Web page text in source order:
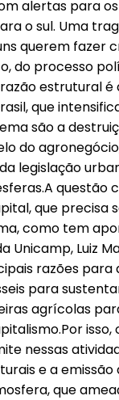
alertas para
o sul. Uma
querem fazer
do processo
estrutural
que
são a
do
legislação
questão
que
como tem
Unicamp, Luiz
razões
para
agrícolas
nessas
e a
que